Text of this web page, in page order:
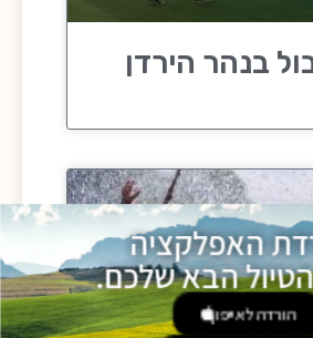
בנהר הירדן
האפלקציה
הטיול הבא שלכם.
הורדה לאייפון